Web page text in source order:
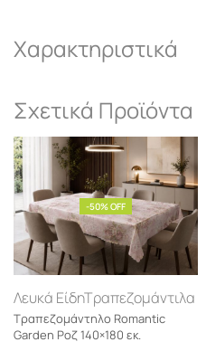
Χαρακτηριστικά
Σχετικά Προϊόντα
-50% OFF
Λευκά ΕίδηΤραπεζομάντιλα
Τραπεζομάντηλο Romantic
Garden Ροζ 140×180 εκ.